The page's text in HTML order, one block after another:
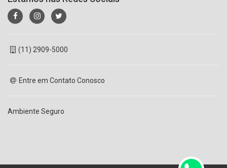
(11) 2909-5000
Entre em Contato Conosco
Ambiente Seguro